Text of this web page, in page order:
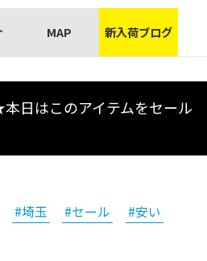
MAP 新入荷ブログ
日はこのアイテムをセール
#埼玉 #セール #安い